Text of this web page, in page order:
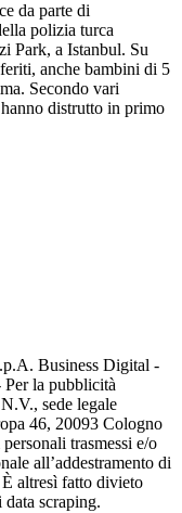
da parte di
polizia turca
Park, a Istanbul. Su
anche bambini di 5
Secondo vari
distrutto in primo
Business Digital -
la pubblicità
sede legale
46, 20093 Cologno
trasmessi e/o
all’addestramento di
altresì fatto divieto
scraping.